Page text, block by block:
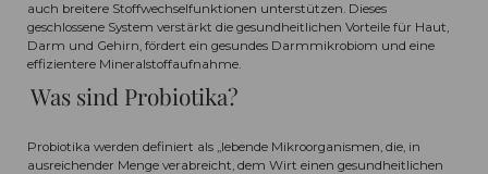
auch breitere Stoffwechselfunktionen unterstützen. Dieses
geschlossene System verstärkt die gesundheitlichen Vorteile für Haut,
Darm und Gehirn, fördert ein gesundes Darmmikrobiom und eine
effizientere Mineralstoffaufnahme.
Was sind Probiotika?
Probiotika werden definiert als „lebende Mikroorganismen, die, in
ausreichender Menge verabreicht, dem Wirt einen gesundheitlichen